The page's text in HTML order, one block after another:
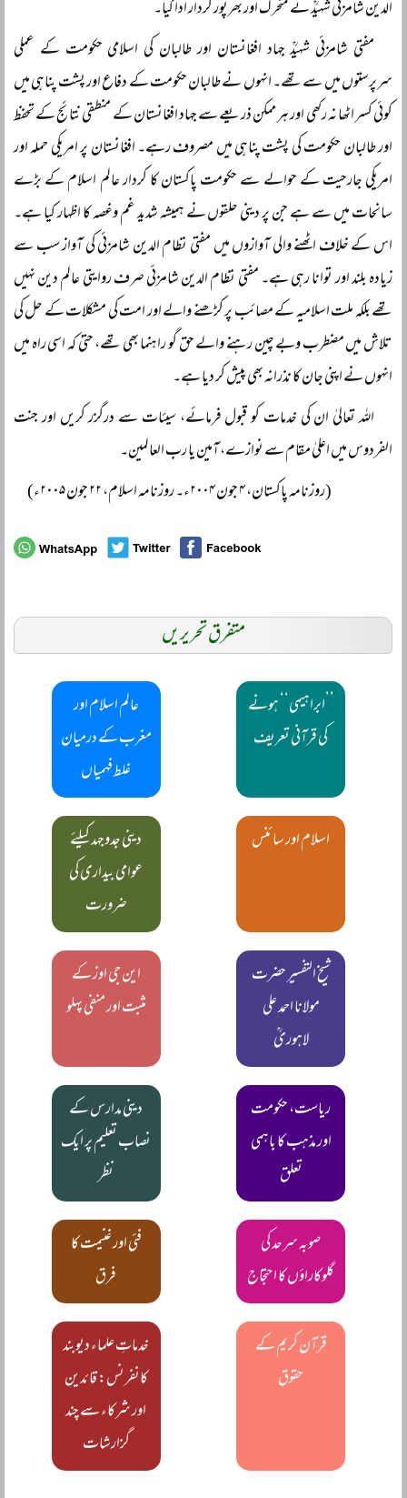
الدین شامزئی شہیدؒ نے متحرک اور بھرپور کردار ادا کیا۔
مفتی شامزئی شہیدؒ جہاد افغانستان اور طالبان کی اسلامی حکومت کے عملی
سرپرستوں میں سے تھے۔ انہوں نے طالبان حکومت کے دفاع اور پشت پناہی میں
کوئی کسر اٹھا نہ رکھی اور ہر ممکن ذریعے سے جہاد افغانستان کے منطقی نتائج کے تحفظ
اور طالبان حکومت کی پشت پناہی میں مصروف رہے۔ افغانستان پر امریکی حملہ اور
امریکی جارحیت کے حوالے سے حکومت پاکستان کا کردار عالم اسلام کے بڑے
سانحات میں سے ہے جن پر دینی حلقوں نے ہمیشہ شدید غم وغصہ کا اظہار کیا ہے۔
اس کے خلاف اٹھنے والی آوازوں میں مفتی نظام الدین شامزئی کی آواز سب سے
زیادہ بلند اور توانا رہی ہے۔ مفتی نظام الدین شامزئی صرف روایتی عالم دین نہیں
تھے بلکہ ملت اسلامیہ کے مصائب پر کڑھنے والے اور امت کی مشکلات کے حل کی
تلاش میں مضطرب وبے چین رہنے والے حق گو راہنما بھی تھے، حتیٰ کہ اسی راہ میں
انہوں نے اپنی جان کا نذرانہ بھی پیش کر دیا ہے۔
اللہ تعالیٰ ان کی خدمات کو قبول فرمائے، سیئات سے درگزر کریں اور جنت
الفردوس میں اعلیٰ مقام سے نوازے، آمین یا رب العالمین۔
(روزنامہ پاکستان، ۴ جون ۲۰۰۴ء۔ روزنامہ اسلام، ۲۲ جون ۲۰۰۵ء)
متفرق تحریریں
’’ابراہیمی‘‘ ہونے
کی قرآنی تعریف
عالم اسلام اور
مغرب کے درمیان
غلط فہمیاں
اسلام اور سائنس
دینی جدوجہد کیلئے
عوامی بیداری کی
ضرورت
شیخ التفسیر حضرت
مولانا احمد علی
لاہوریؒ
این جی اوز کے
مثبت اور منفی پہلو
ریاست، حکومت
اور مذہب کا باہمی
تعلق
دینی مدارس کے
نصاب تعلیم پر ایک
نظر
صوبہ سرحد کی
گلوکاراؤں کا احتجاج
فئی اور غنیمت کا
فرق
قرآن کریم کے
حقوق
خدماتِ علماء دیوبند
کانفرنس: قائدین
اور شرکاء سے چند
گزارشات